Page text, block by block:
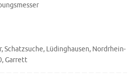
Lüdinghausen, Nordrhein-
Garrett